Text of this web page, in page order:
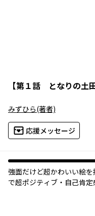
【第１話 となりの土
みずひら(著者)
応援メッセージ
強面だけど超かわいい絵
で超ポジティブ・自己肯